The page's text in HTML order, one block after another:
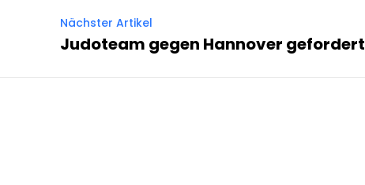
Nächster Artikel
Judoteam gegen Hannover gefordert